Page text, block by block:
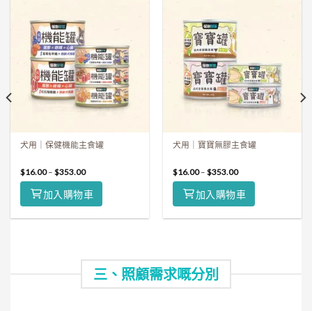
犬用｜保健機能主食罐
$16.00–$353.00
加入購物車
犬用｜寶寶無膠主食罐
$16.00–$353.00
加入購物車
三、照顧需求嘅分別